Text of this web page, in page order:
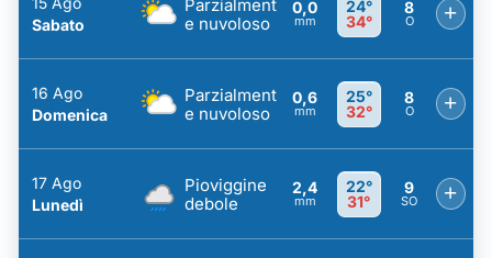
Sabato
Parzialment
e nuvoloso
0,0
mm
24°
34°
8
O +
16 Ago
Domenica
Parzialment
e nuvoloso
0,6
mm
25°
32°
8
O +
17 Ago
Lunedì
Pioviggine
debole
2,4
mm
22°
31°
9
SO +